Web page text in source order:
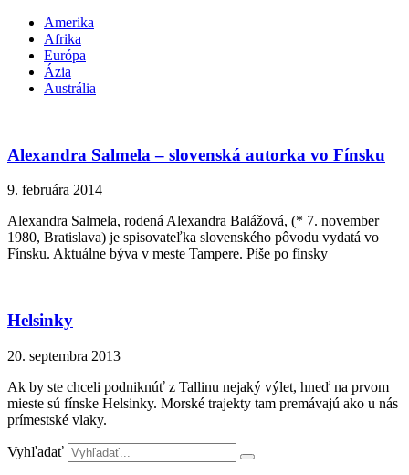
Amerika
Afrika
Európa
Ázia
Austrália
Alexandra Salmela – slovenská autorka vo Fínsku
9. februára 2014
Alexandra Salmela, rodená Alexandra Balážová, (* 7. november
1980, Bratislava) je spisovateľka slovenského pôvodu vydatá vo
Fínsku. Aktuálne býva v meste Tampere. Píše po fínsky
Helsinky
20. septembra 2013
Ak by ste chceli podniknúť z Tallinu nejaký výlet, hneď na prvom
mieste sú fínske Helsinky. Morské trajekty tam premávajú ako u nás
prímestské vlaky.
Vyhľadať